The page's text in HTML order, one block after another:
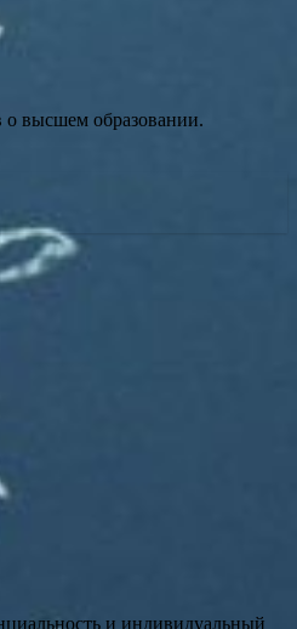
о высшем образовании.
и индивидуальный